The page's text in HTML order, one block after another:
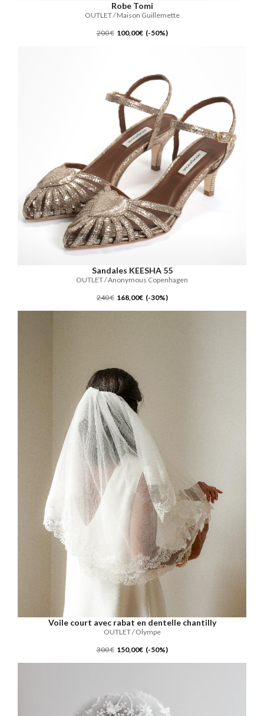
Robe Tomi
OUTLET / Maison Guillemette
200 € 100,00€ (-50%)
Sandales KEESHA 55
OUTLET / Anonymous Copenhagen
240 € 168,00€ (-30%)
Voile court avec rabat en dentelle chantilly
OUTLET / Olympe
300 € 150,00€ (-50%)